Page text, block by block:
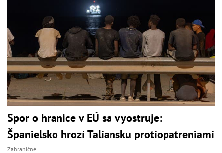
Spor o hranice v EÚ sa vyostruje:
Španielsko hrozí Taliansku protiopatreniami
Zahraničné